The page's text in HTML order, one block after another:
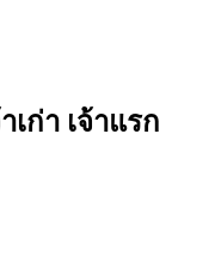
ก่า เจ้าแรก